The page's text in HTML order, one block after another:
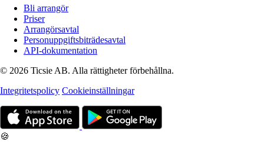
Bli arrangör
Priser
Arrangörsavtal
Personuppgiftsbiträdesavtal
API-dokumentation
© 2026 Ticsie AB. Alla rättigheter förbehållna.
Integritetspolicy Cookieinställningar
🍪